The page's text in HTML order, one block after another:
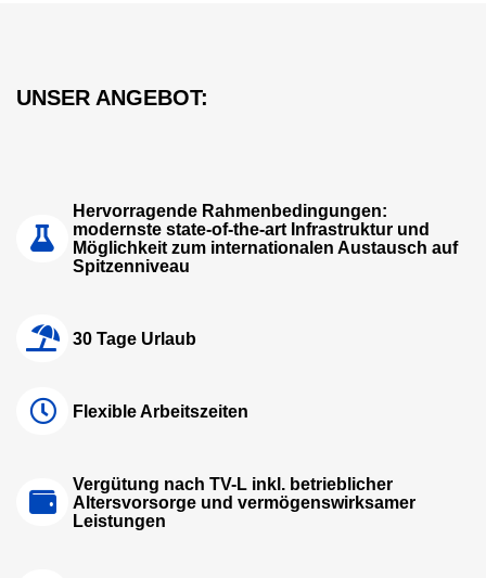
UNSER ANGEBOT:
Hervorragende Rahmenbedingungen:
modernste state-of-the-art Infrastruktur und
Möglichkeit zum internationalen Austausch auf
Spitzenniveau
30 Tage Urlaub
Flexible Arbeitszeiten
Vergütung nach TV-L inkl. betrieblicher
Altersvorsorge und vermögenswirksamer
Leistungen